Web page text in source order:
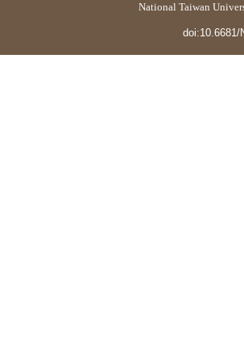
National Taiwan
doi:10.6681/